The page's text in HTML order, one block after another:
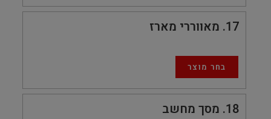
17 מאווררי מארז
בחר מוצר
18 מסך מחשב